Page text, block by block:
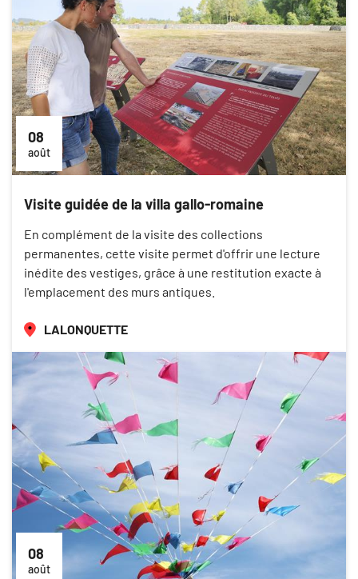
08
août
Visite guidée de la villa gallo-romaine
En complément de la visite des collections
permanentes, cette visite permet d'offrir une lecture
inédite des vestiges, grâce à une restitution exacte à
l'emplacement des murs antiques.
LALONQUETTE
08
août